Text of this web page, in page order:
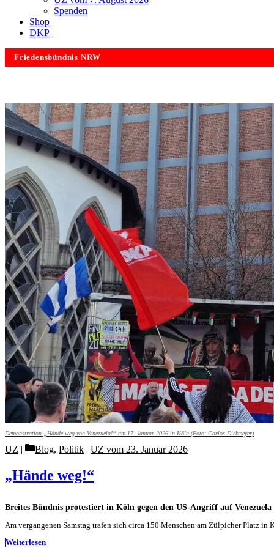
Spenden
Shop
DKP
Friedensbündnis NRW
Demonstration „Hände weg von Venezuela!“ am 17. Januar 2026 in Köln (Foto: Carlos Diekmeyer)
Breites Bündnis protestiert in Köln gegen den US-Angriff auf Venezuela
„Hände weg!“
UZ Categories
Blog, Politik | UZ vom 23. Januar 2026
Am vergangenen Samstag trafen sich circa 150 Menschen am Zülpicher Platz
Weiterlesen